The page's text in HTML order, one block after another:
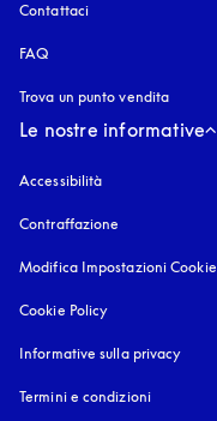
Contattaci
FAQ
Trova un punto vendita
Le nostre informative
Accessibilità
Contraffazione
Modifica Impostazioni Cookie
Cookie Policy
Informative sulla privacy
Termini e condizioni